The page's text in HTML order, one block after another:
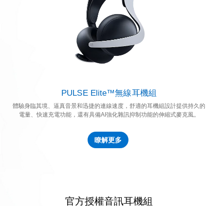
PULSE Elite™無線耳機組
體驗身臨其境、逼真音景和迅捷的連線速度，舒適的耳機組設計提供持久的
電量、快速充電功能，還有具備AI強化雜訊抑制功能的伸縮式麥克風。
瞭解更多
官方授權音訊耳機組